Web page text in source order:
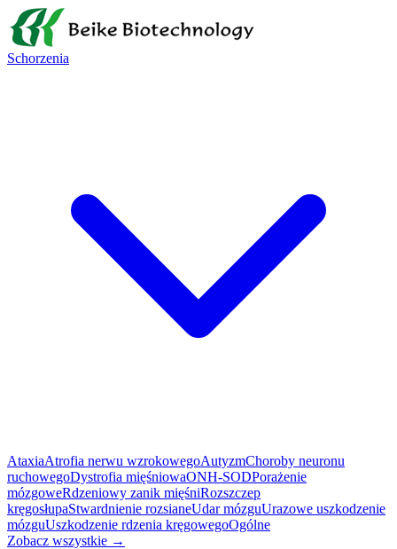
Schorzenia
AtaxiaAtrofia nerwu wzrokowegoAutyzmChoroby neuronu
ruchowegoDystrofia mięśniowaONH-SODPorażenie
mózgoweRdzeniowy zanik mięśniRozszczep
kręgosłupaStwardnienie rozsianeUdar mózguUrazowe uszkodzenie
mózguUszkodzenie rdzenia kręgowegoOgólne
Zobacz wszystkie →